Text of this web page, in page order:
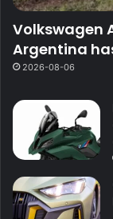
Volkswagen
Argentina
2026-08-06